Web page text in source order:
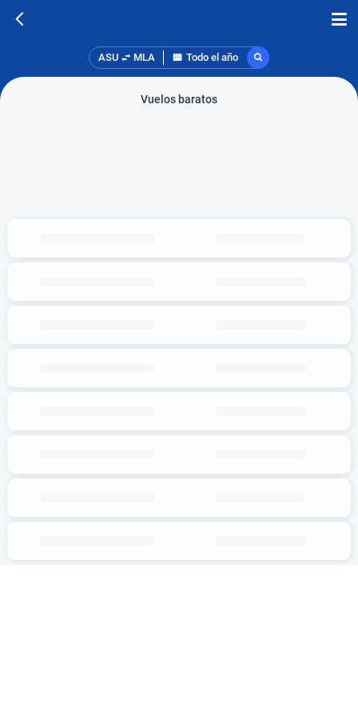
ASU MLA Todo el año
Vuelos baratos